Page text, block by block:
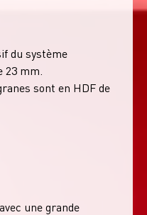
du système
23 mm.
sont en HDF de
une grande